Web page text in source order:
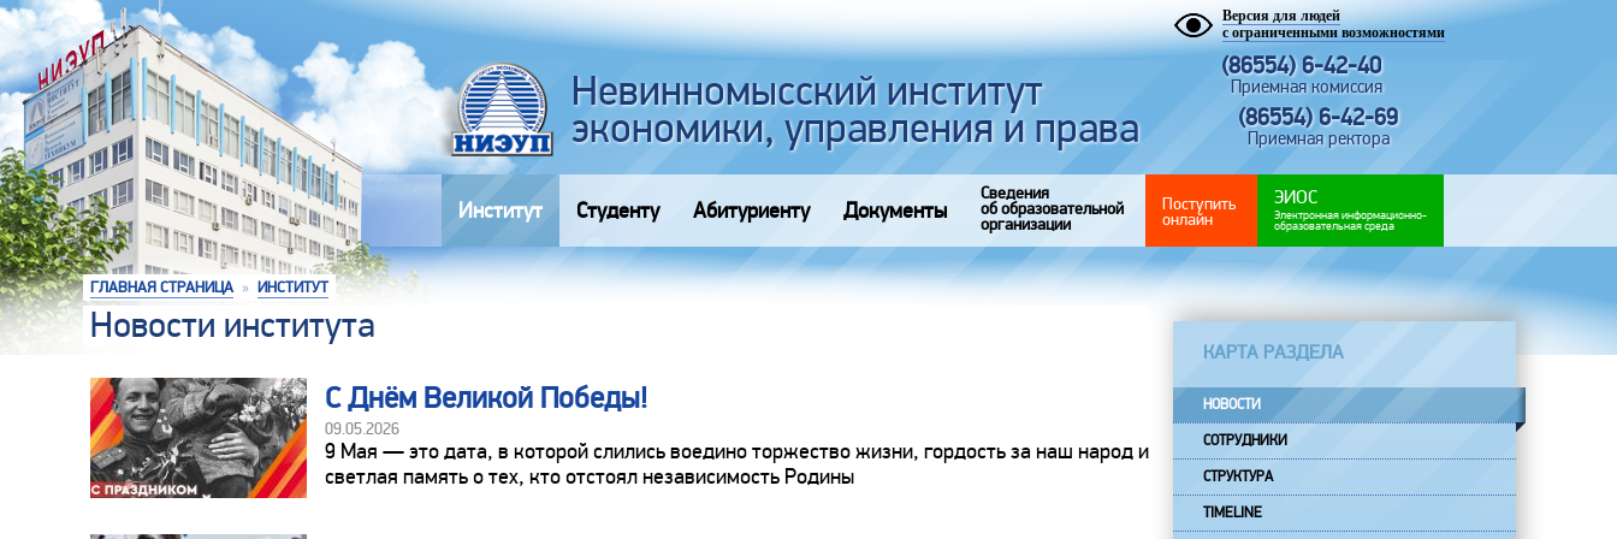
Невинномысский институт
экономики, управления и права
Версия для людей
с ограниченными возможностями
(86554) 6-42-40
Приемная комиссия
(86554) 6-42-69
Приемная ректора
Институт Студенту Абитуриенту Документы
Сведения
об образовательной
организации
Поступить
онлайн
ЭИОС
Электронная информационно-
образовательная среда
ГЛАВНАЯ СТРАНИЦА » ИНСТИТУТ
Новости института
С Днём Великой Победы!
09.05.2026
9 Мая — это дата, в которой слились воедино торжество жизни, гордость за наш народ и
светлая память о тех, кто отстоял независимость Родины
КАРТА РАЗДЕЛА
НОВОСТИ
СОТРУДНИКИ
СТРУКТУРА
TIMELINE